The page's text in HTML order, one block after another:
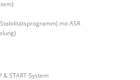
mit ASR
& START-System